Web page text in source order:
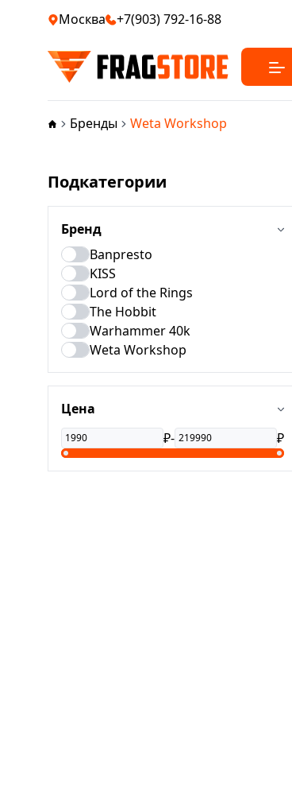
Москва +7(903) 792-16-88
Бренды Weta Workshop
Подкатегории
Бренд
Banpresto
KISS
Lord of the Rings
The Hobbit
Warhammer 40k
Weta Workshop
Цена
₽- ₽